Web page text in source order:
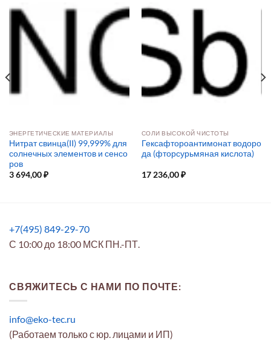
ЭНЕРГЕТИЧЕСКИЕ МАТЕРИАЛЫ
Нитрат свинца(II) 99,999% для
солнечных элементов и сенсо
ров
3 694,00₽
СОЛИ ВЫСОКОЙ ЧИСТОТЫ
Гексафтороантимонат водоро
да (фторсурьмяная кислота)
17 236,00₽
+7(495) 849-29-70
С 10:00 до 18:00 МСК ПН.-ПТ.
СВЯЖИТЕСЬ С НАМИ ПО ПОЧТЕ:
info@eko-tec.ru
(Работаем только с юр. лицами и ИП)